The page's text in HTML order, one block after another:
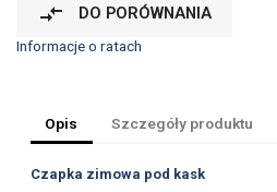
compare_arrows DO PORÓWNANIA
Informacje o ratach
Opis Szczegóły produktu
Czapka zimowa pod kask